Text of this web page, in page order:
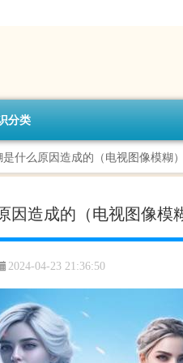
分类
什么原因造成的（电视图像模糊
因造成的（电视图像模
2024-04-23 21:36:50